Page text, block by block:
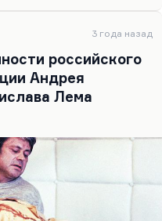
3 года назад
российского
Андрея
Лема